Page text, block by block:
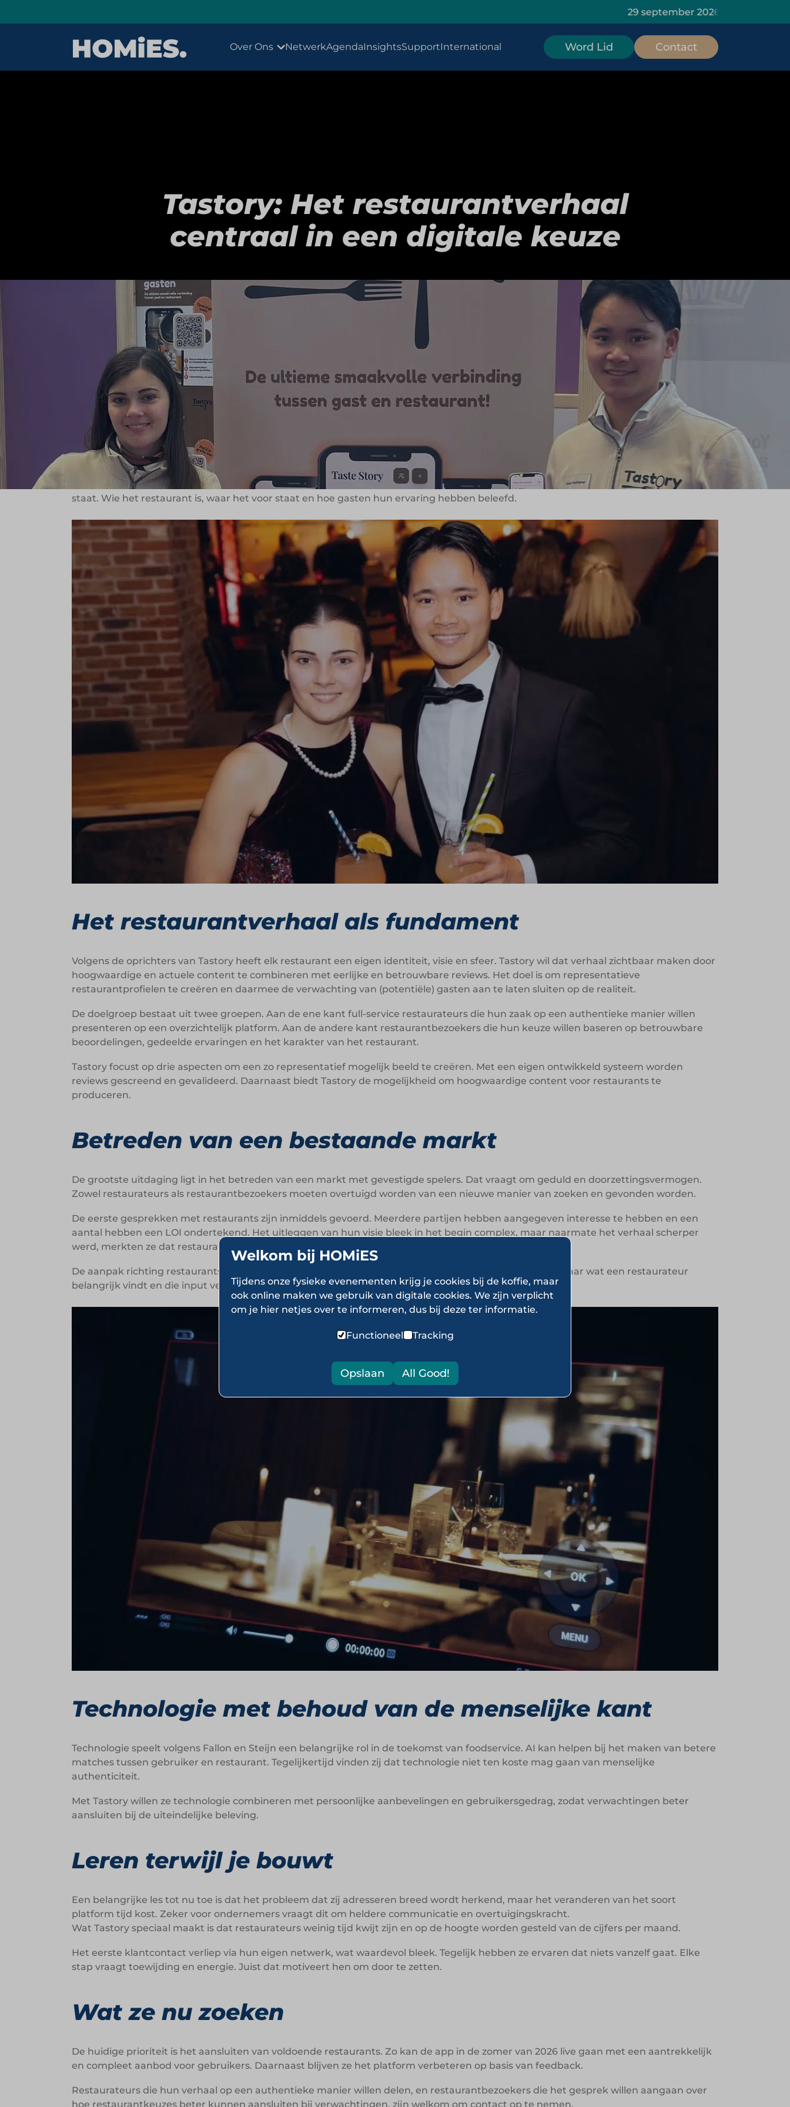
29 september 2026: HOMiES Masterclass Data
Over Ons NetwerkAgendaInsightsSupportInternational Word Lid Contact
Tastory: Het restaurantverhaal
centraal in een digitale keuze
Wie regelmatig uit eten gaat, herkent het moment. Je staat op het punt een restaurant te kiezen, weet dat je ooit goede tips hebt
opgeslagen of gehoord van vrienden, maar op het beslissende moment zijn ze onvindbaar. Fallon Rillmann en Steijn Holtkamp
ervaarden dat zelf tijdens het KLM Open in 2025. Een plotselinge regenbui maakte een vroegtijdig einde aan hun bezoek, en bij het
zoeken naar een restaurant in de omgeving liepen ze vast in een frustrerende zoektocht. Dat moment werd het begin van
Tastory
Van frustratie naar één overzichtelijk platform
Wat begon als een praktische frustratie bleek een breder probleem. Veel mensen slaan restaurants op of krijgen aanbevelingen via
kennissen, maar op het moment van kiezen ontbreekt het overzicht. Reviews geven vaak een vertekend beeld van een restaurant en
foto’s zijn verouderd, wat het zoeken nog moeilijker maakt.
Voor Fallon en Steijn was dat het vertrekpunt. Zij zagen ruimte voor een platform waarin het verhaal van een restaurant centraal
staat. Wie het restaurant is, waar het voor staat en hoe gasten hun ervaring hebben beleefd.
Het restaurantverhaal als fundament
Volgens de oprichters van Tastory heeft elk restaurant een eigen identiteit, visie en sfeer. Tastory wil dat verhaal zichtbaar maken door
hoogwaardige en actuele content te combineren met eerlijke en betrouwbare reviews. Het doel is om representatieve
restaurantprofielen te creëren en daarmee de verwachting van (potentiële) gasten aan te laten sluiten op de realiteit.
De doelgroep bestaat uit twee groepen. Aan de ene kant full-service restaurateurs die hun zaak op een authentieke manier willen
presenteren op een overzichtelijk platform. Aan de andere kant restaurantbezoekers die hun keuze willen baseren op betrouwbare
beoordelingen, gedeelde ervaringen en het karakter van het restaurant.
Tastory focust op drie aspecten om een zo representatief mogelijk beeld te creëren. Met een eigen ontwikkeld systeem worden
reviews gescreend en gevalideerd. Daarnaast biedt Tastory de mogelijkheid om hoogwaardige content voor restaurants te
produceren.
Betreden van een bestaande markt
De grootste uitdaging ligt in het betreden van een markt met gevestigde spelers. Dat vraagt om geduld en doorzettingsvermogen.
Zowel restaurateurs als restaurantbezoekers moeten overtuigd worden van een nieuwe manier van zoeken en gevonden worden.
De eerste gesprekken met restaurants zijn inmiddels gevoerd. Meerdere partijen hebben aangegeven interesse te hebben en een
aantal hebben een LOI ondertekend. Het uitleggen van hun visie bleek in het begin complex, maar naarmate het verhaal scherper
werd, merkten ze dat restaurateurs het concept beter begrijpen.
De aanpak richting restaurants is bewust persoonlijk. Geen standaard verkooppraatje, maar luisteren naar wat een restaurateur
belangrijk vindt en die input verwerken in de presentatie van het verhaal.
Technologie met behoud van de menselijke kant
Technologie speelt volgens Fallon en Steijn een belangrijke rol in de toekomst van foodservice. AI kan helpen bij het maken van betere
matches tussen gebruiker en restaurant. Tegelijkertijd vinden zij dat technologie niet ten koste mag gaan van menselijke
authenticiteit.
Met Tastory willen ze technologie combineren met persoonlijke aanbevelingen en gebruikersgedrag, zodat verwachtingen beter
aansluiten bij de uiteindelijke beleving.
Leren terwijl je bouwt
Een belangrijke les tot nu toe is dat het probleem dat zij adresseren breed wordt herkend, maar het veranderen van het soort
platform tijd kost. Zeker voor ondernemers vraagt dit om heldere communicatie en overtuigingskracht.
Wat Tastory speciaal maakt is dat restaurateurs weinig tijd kwijt zijn en op de hoogte worden gesteld van de cijfers per maand.
Het eerste klantcontact verliep via hun eigen netwerk, wat waardevol bleek. Tegelijk hebben ze ervaren dat niets vanzelf gaat. Elke
stap vraagt toewijding en energie. Juist dat motiveert hen om door te zetten.
Wat ze nu zoeken
De huidige prioriteit is het aansluiten van voldoende restaurants. Zo kan de app in de zomer van 2026 live gaan met een aantrekkelijk
en compleet aanbod voor gebruikers. Daarnaast blijven ze het platform verbeteren op basis van feedback.
Restaurateurs die hun verhaal op een authentieke manier willen delen, en restaurantbezoekers die het gesprek willen aangaan over
hoe restaurantkeuzes beter kunnen aansluiten bij verwachtingen, zijn welkom om contact op te nemen.
Welkom bij HOMiES
Tijdens onze fysieke evenementen krijg je cookies bij de koffie, maar
ook online maken we gebruik van digitale cookies. We zijn verplicht
om je hier netjes over te informeren, dus bij deze ter informatie.
Functioneel Tracking
Opslaan All Good!